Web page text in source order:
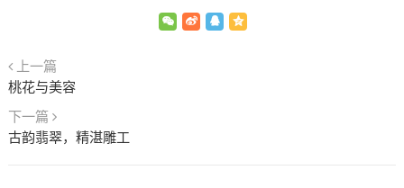
上一篇
桃花与美容
下一篇
古韵翡翠，精湛雕工